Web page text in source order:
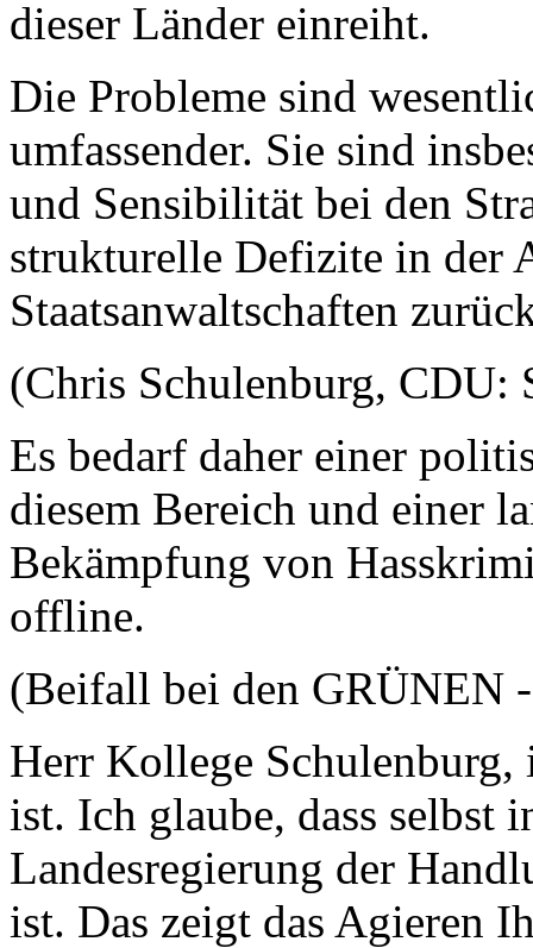
dieser Länder einreiht.
Die Probleme sind
umfassender. Sie sind
und Sensibilität bei den
strukturelle Defizite in der
Staatsanwaltschaften
(Chris Schulenburg, CDU:
Es bedarf daher einer
diesem Bereich und einer
Bekämpfung von
offline.
(Beifall bei den GRÜNEN
Herr Kollege Schulenburg,
ist. Ich glaube, dass selbst
Landesregierung der
ist. Das zeigt das Agieren